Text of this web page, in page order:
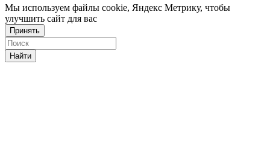
Мы используем файлы cookie, Яндекс Метрику, чтобы
улучшить сайт для вас
Принять
Найти